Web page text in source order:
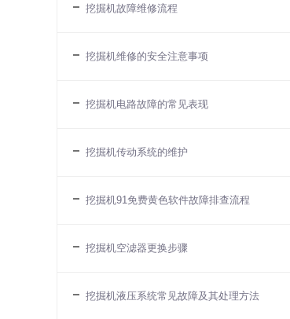
挖掘机故障维修流程
挖掘机维修的安全注意事项
挖掘机电路故障的常见表现
挖掘机传动系统的维护
挖掘机91免费黄色软件故障排查流程
挖掘机空滤器更换步骤
挖掘机液压系统常见故障及其处理方法